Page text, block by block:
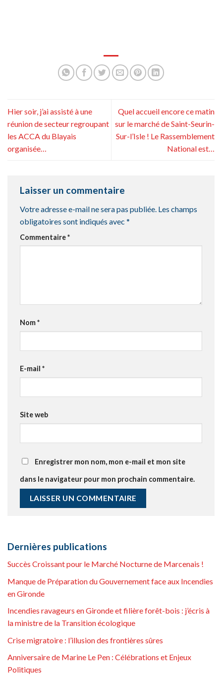
Hier soir, j’ai assisté à une
réunion de secteur regroupant
les ACCA du Blayais
organisée…
Quel accueil encore ce matin
sur le marché de Saint-Seurin-
Sur-l’Isle ! Le Rassemblement
National est…
Laisser un commentaire
Votre adresse e-mail ne sera pas publiée. Les champs
obligatoires sont indiqués avec *
Commentaire*
Nom*
E-mail *
Site web
Enregistrer mon nom, mon e-mail et mon site
dans le navigateur pour mon prochain commentaire.
Dernières publications
Succès Croissant pour le Marché Nocturne de Marcenais !
Manque de Préparation du Gouvernement face aux Incendies
en Gironde
Incendies ravageurs en Gironde et filière forêt-bois : j’écris à
la ministre de la Transition écologique
Crise migratoire : l’illusion des frontières sûres
Anniversaire de Marine Le Pen : Célébrations et Enjeux
Politiques